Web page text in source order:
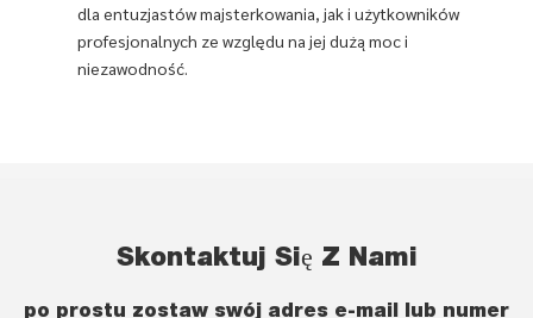
dla entuzjastów majsterkowania, jak i użytkowników
profesjonalnych ze względu na jej dużą moc i
niezawodność.
Skontaktuj Się Z Nami
po prostu zostaw swój adres e-mail lub numer